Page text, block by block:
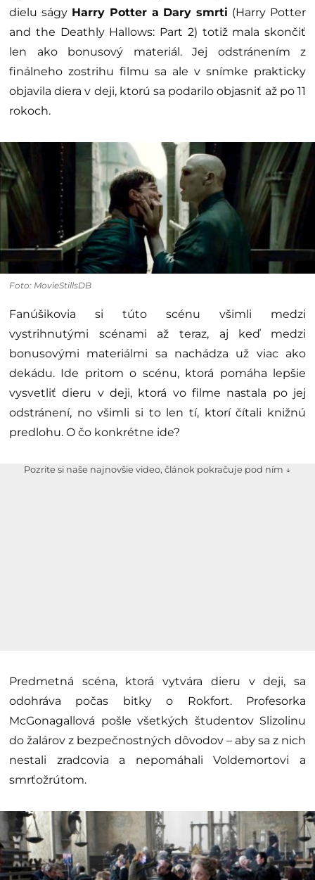
dielu ságy Harry Potter a Dary smrti (Harry Potter
and the Deathly Hallows: Part 2) totiž mala skončiť
len ako bonusový materiál. Jej odstránením z
finálneho zostrihu filmu sa ale v snímke prakticky
objavila diera v deji, ktorú sa podarilo objasniť až po 11
rokoch.
Foto: MovieStillsDB
Fanúšikovia si túto scénu všimli medzi
vystrihnutými scénami až teraz, aj keď medzi
bonusovými materiálmi sa nachádza už viac ako
dekádu. Ide pritom o scénu, ktorá pomáha lepšie
vysvetliť dieru v deji, ktorá vo filme nastala po jej
odstránení, no všimli si to len tí, ktorí čítali knižnú
predlohu. O čo konkrétne ide?
Pozrite si naše najnovšie video, článok pokračuje pod ním ↓
Predmetná scéna, ktorá vytvára dieru v deji, sa
odohráva počas bitky o Rokfort. Profesorka
McGonagallová pošle všetkých študentov Slizolinu
do žalárov z bezpečnostných dôvodov – aby sa z nich
nestali zradcovia a nepomáhali Voldemortovi a
smrťožrútom.